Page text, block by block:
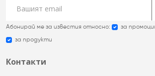
Абонирай ме за известия относно: за
за продукти
Контакти